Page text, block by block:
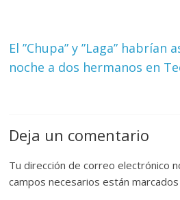
El ”Chupa” y ”Laga” habrían
noche a dos hermanos en
Deja un comentario
Tu dirección de correo electrónico
campos necesarios están